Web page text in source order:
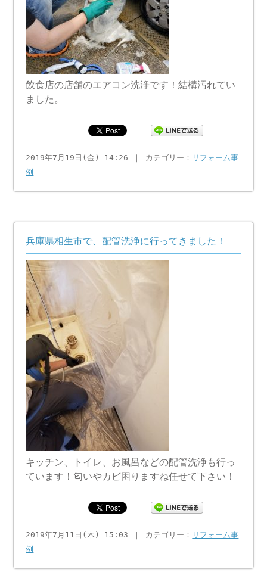
飲食店の店舗のエアコン洗浄です！結構汚れてい
ました。
2019年7月19日(金) 14:26 ｜ カテゴリー： リフォーム事
例
兵庫県相生市で、配管洗浄に行ってきました！
キッチン、トイレ、お風呂などの配管洗浄も行っ
ています！匂いやカビ困りますね任せて下さい！
2019年7月11日(木) 15:03 ｜ カテゴリー： リフォーム事
例